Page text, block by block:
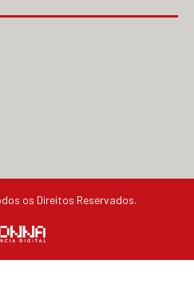
os Direitos Reservados.